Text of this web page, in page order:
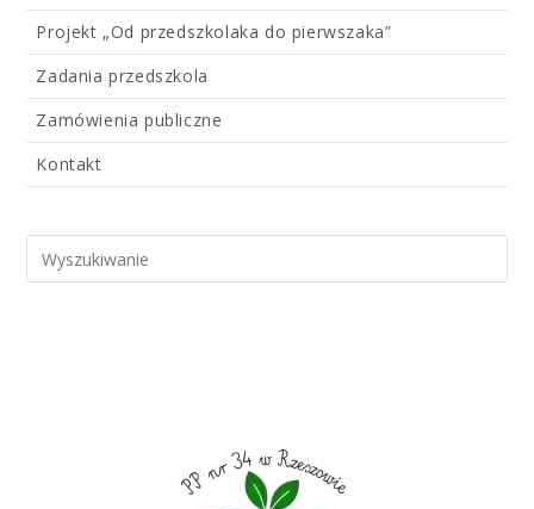
Projekt „Od przedszkolaka do pierwszaka”
Zadania przedszkola
Zamówienia publiczne
Kontakt